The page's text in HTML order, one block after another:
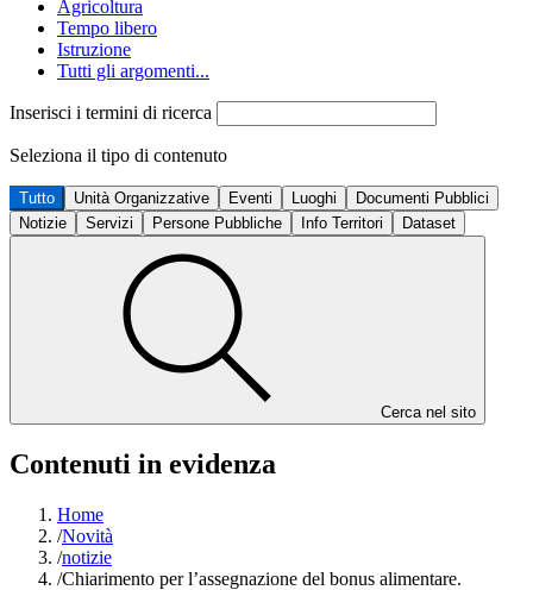
Agricoltura
Tempo libero
Istruzione
Tutti gli argomenti...
Inserisci i termini di ricerca
Seleziona il tipo di contenuto
Tutto Unità Organizzative Eventi Luoghi
Documenti Pubblici
Notizie
Servizi Persone Pubbliche Info Territori Dataset
Cerca nel sito
Contenuti in evidenza
Home
/Novità
/notizie
/Chiarimento per l’assegnazione del bonus alimentare.